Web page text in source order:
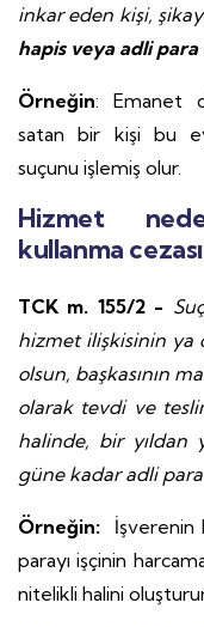
inkar eden kişi,
hapis veya adli para
Örneğin: Emanet
satan bir kişi bu
suçunu işlemiş olur.
Hizmet
kullanma
TCK m. 155/2 -
hizmet ilişkisinin ya
olsun, başkasının
olarak tevdi ve
halinde, bir yıldan
güne kadar adli
Örneğin: İşverenin
parayı işçinin
nitelikli halini